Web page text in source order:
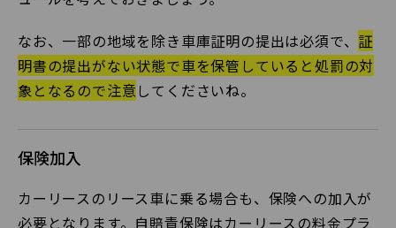
なお、一部の地域を除き車庫証明の提出は必須で、 証
明書の提出がない状態で車を保管していると処罰の対
象となるので注意 してくださいね。
保険加入
カーリースのリース車に乗る場合も、保険への加入が
必要となります。自賠責保険はカーリースの料金プラ